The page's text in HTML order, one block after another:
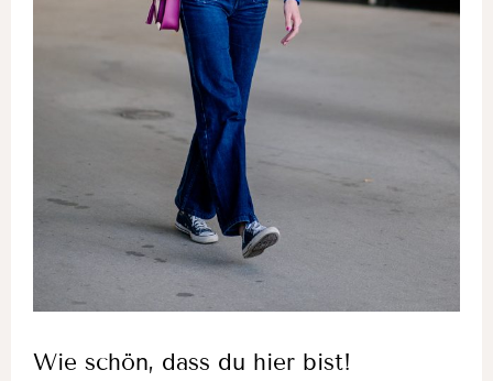
Wie schön, dass du hier bist!